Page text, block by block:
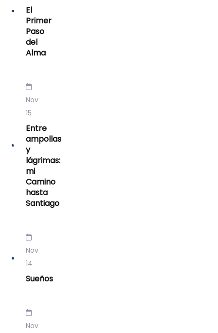
El
Primer
Paso
del
Alma
Nov
15
Entre
ampollas
y
lágrimas:
mi
Camino
hasta
Santiago
Nov
14
Sueños
Nov